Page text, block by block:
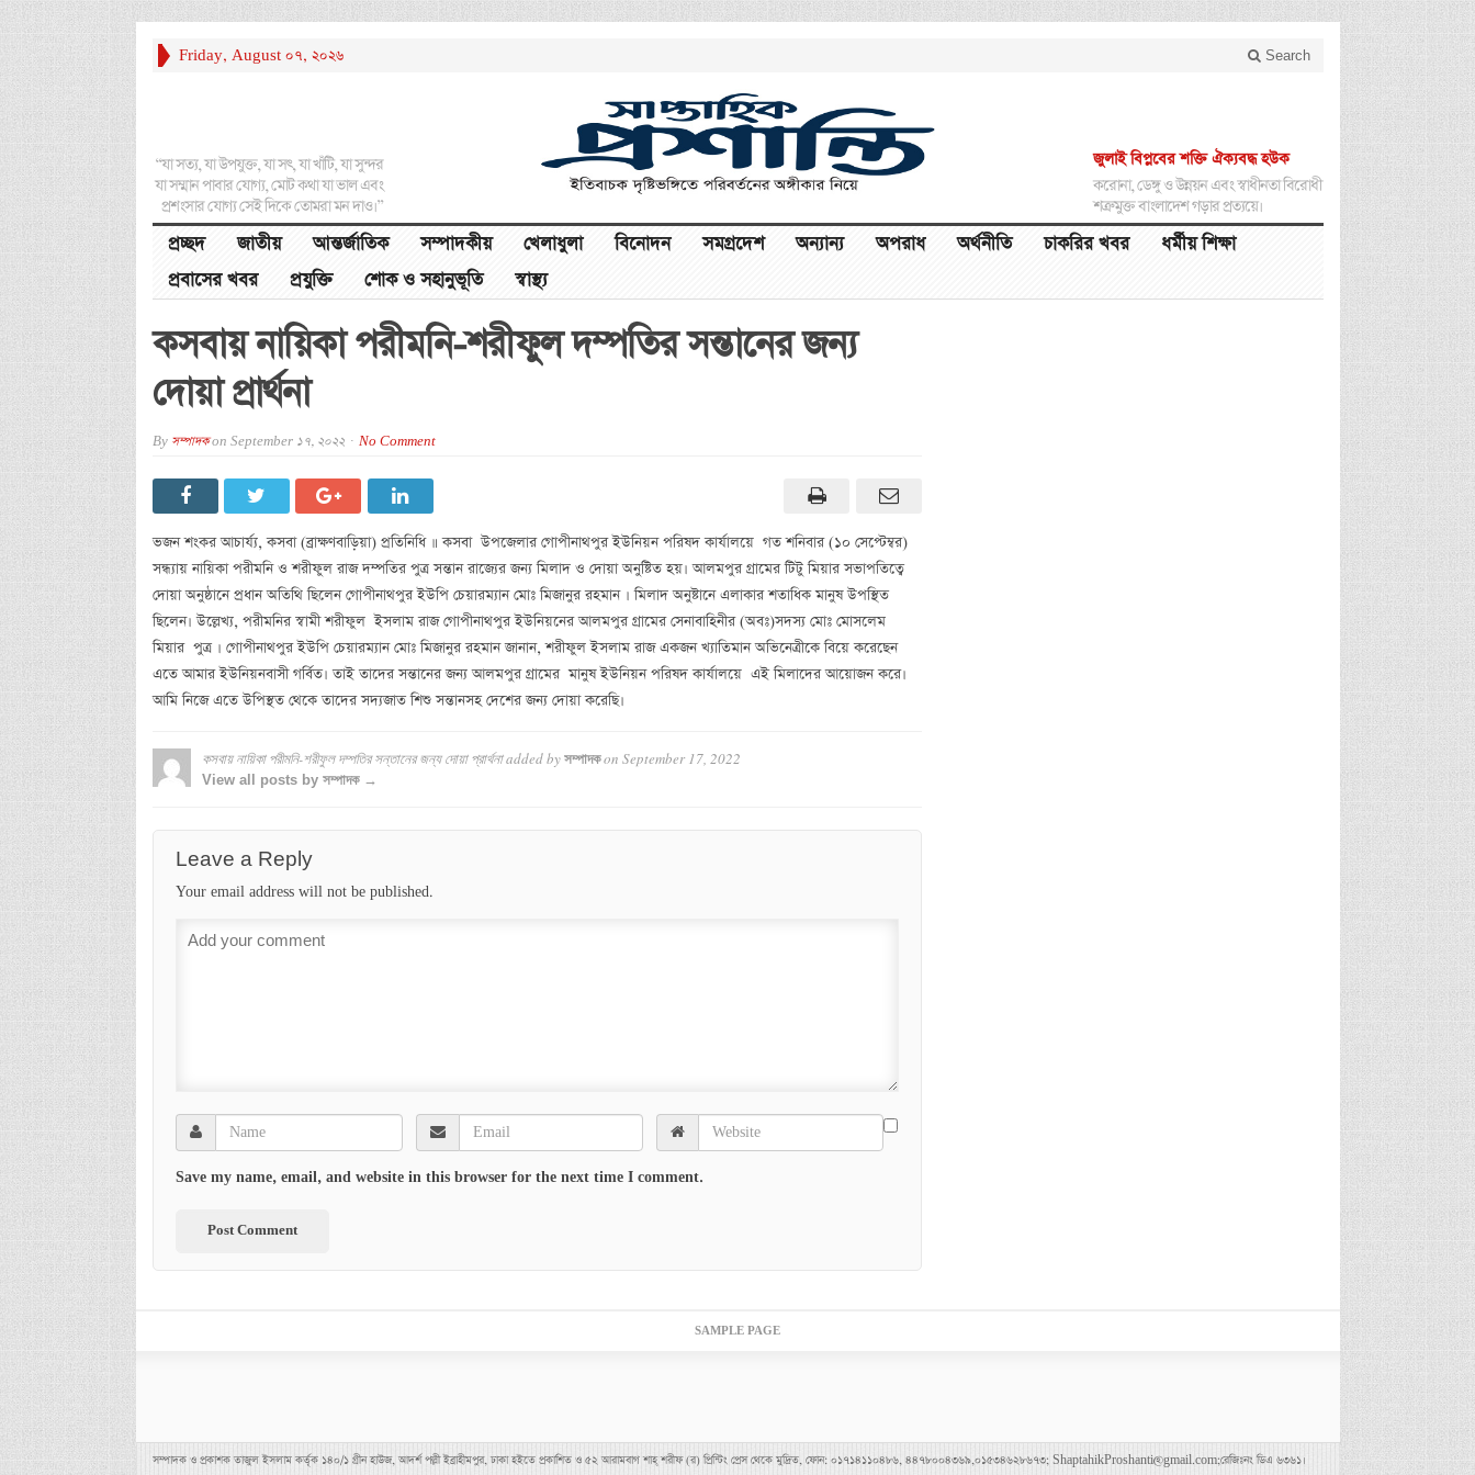
Friday, August 07, 2026 Search
“যা সত্য, যা উপযুক্ত, যা সৎ, যা খাঁটি, যা সুন্দর
যা সম্মান পাবার যোগ্য, মোট কথা যা ভাল এবং
প্রশংসার যোগ্য সেই দিকে তোমরা মন দাও।”
জুলাই বিপ্লবের শক্তি ঐক্যবদ্ধ হউক
করোনা, ডেঙ্গু ও উন্নয়ন এবং স্বাধীনতা বিরোধী
শত্রুমুক্ত বাংলাদেশ গড়ার প্রত্যয়ে।
প্রচ্ছদ জাতীয় আন্তর্জাতিক সম্পাদকীয় খেলাধুলা বিনোদন সমগ্রদেশ অন্যান্য অপরাধ অর্থনীতি চাকরির খবর
ধর্মীয় শিক্ষা
প্রবাসের খবর
প্রযুক্তি শোক ও সহানুভূতি স্বাস্থ্য
কসবায় নায়িকা পরীমনি-শরীফুল দম্পতির সন্তানের জন্য
দোয়া প্রার্থনা
By সম্পাদকon September 17, 2022 No Comment
ভজন শংকর আচার্য্য, কসবা (ব্রাক্ষণবাড়িয়া) প্রতিনিধি ॥ কসবা উপজেলার গোপীনাথপুর ইউনিয়ন পরিষদ কার্যালয়ে গত শনিবার (১০ সেপ্টেম্বর)
সন্ধ্যায় নায়িকা পরীমনি ও শরীফুল রাজ দম্পতির পুত্র সন্তান রাজ্যের জন্য মিলাদ ও দোয়া অনুষ্টিত হয়। আলমপুর গ্রামের টিটু মিয়ার সভাপতিত্বে
দোয়া অনুষ্ঠানে প্রধান অতিথি ছিলেন গোপীনাথপুর ইউপি চেয়ারম্যান মোঃ মিজানুর রহমান । মিলাদ অনুষ্টানে এলাকার শতাধিক মানুষ উপস্থিত
ছিলেন। উল্লেখ্য, পরীমনির স্বামী শরীফুল ইসলাম রাজ গোপীনাথপুর ইউনিয়নের আলমপুর গ্রামের সেনাবাহিনীর (অবঃ)সদস্য মোঃ মোসলেম
মিয়ার পুত্র । গোপীনাথপুর ইউপি চেয়ারম্যান মোঃ মিজানুর রহমান জানান, শরীফুল ইসলাম রাজ একজন খ্যাতিমান অভিনেত্রীকে বিয়ে করেছেন
এতে আমার ইউনিয়নবাসী গর্বিত। তাই তাদের সন্তানের জন্য আলমপুর গ্রামের মানুষ ইউনিয়ন পরিষদ কার্যালয়ে এই মিলাদের আয়োজন করে।
আমি নিজে এতে উপিস্থত থেকে তাদের সদ্যজাত শিশু সন্তানসহ দেশের জন্য দোয়া করেছি।
কসবায় নায়িকা পরীমনি-শরীফুল দম্পতির সন্তানের জন্য দোয়া প্রার্থনাadded by সম্পাদকon September 17, 2022
View all posts by সম্পাদক →
Leave a Reply
Your email address will not be published.
Save my name, email, and website in this browser for the next time I comment.
SAMPLE PAGE
সম্পাদক ও প্রকাশক তাজুল ইসলাম কর্তৃক ১৪০/১ গ্রীন হাউজ, আদর্শ পল্লী ইব্রাহীমপুর, ঢাকা হইতে প্রকাশিত ও ৫২ আরামবাগ শাহ্ শরীফ (র) প্রিন্টিং প্রেস থেকে মুদ্রিত, ফোন: ০১৭১৪১১০৪৮৬, ৪৪৭৮০০৪৩৬৯,০১৫৩৪৬২৮৬৭৩; ShaptahikProshanti@gmail.com;রেজিঃনং ডিএ ৬৩৬১।